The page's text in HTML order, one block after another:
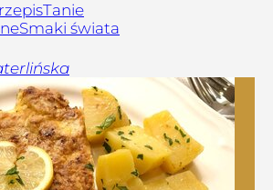
Tanie
Smaki świata